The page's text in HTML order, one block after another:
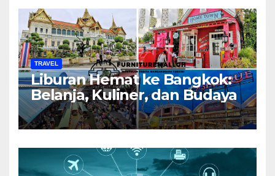
TRAVEL
Liburan Hemat ke Bangkok:
Belanja, Kuliner, dan Budaya